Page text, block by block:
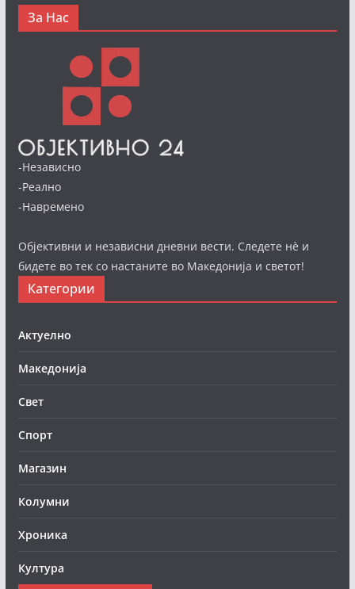
За Нас
-Независно
-Реално
-Навремено
Објективни и независни дневни вести. Следете нè и
бидете во тек со настаните во Македонија и светот!
Категории
Актуелно
Македонија
Свет
Спорт
Магазин
Колумни
Хроника
Култура